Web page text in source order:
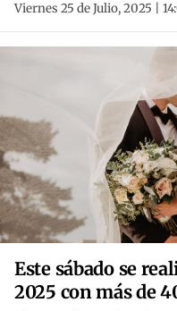
Viernes 25 de Julio, 2025 |
Este sábado se
2025 con más de